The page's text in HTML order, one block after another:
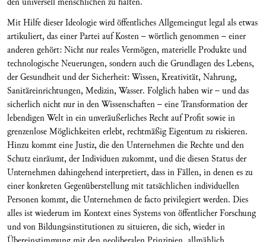
Mit Hilfe dieser Ideologie wird öffentliches Allgemeingut legal als etwas
artikuliert, das einer Partei auf Kosten – wörtlich genommen – einer
anderen gehört: Nicht nur reales Vermögen, materielle Produkte und
technologische Neuerungen, sondern auch die Grundlagen des Lebens,
der Gesundheit und der Sicherheit: Wissen, Kreativität, Nahrung,
Sanitäreinrichtungen, Medizin, Wasser. Folglich haben wir – und das
sicherlich nicht nur in den Wissenschaften – eine Transformation der
lebendigen Welt in ein unveräußerliches Recht auf Profit sowie in
grenzenlose Möglichkeiten erlebt, rechtmäßig Eigentum zu riskieren.
Hinzu kommt eine Justiz, die den Unternehmen die Rechte und den
Schutz einräumt, der Individuen zukommt, und die diesen Status der
Unternehmen dahingehend interpretiert, dass in Fällen, in denen es zu
einer konkreten Gegenüberstellung mit tatsächlichen individuellen
Personen kommt, die Unternehmen de facto privilegiert werden. Dies
alles ist wiederum im Kontext eines Systems von öffentlicher Forschung
und von Bildungsinstitutionen zu situieren, die sich, wieder in